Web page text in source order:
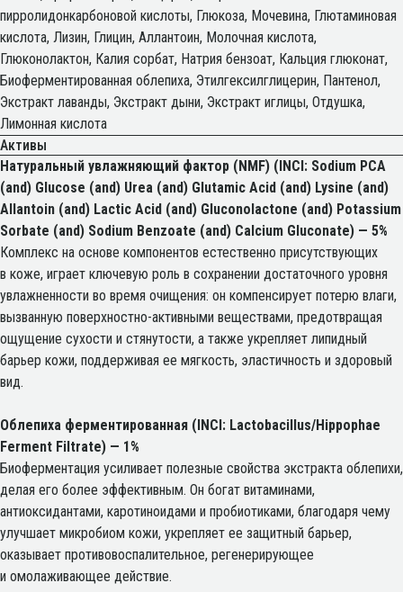
пирролидонкарбоновой кислоты, Глюкоза, Мочевина, Глютаминовая
кислота, Лизин, Глицин, Аллантоин, Молочная кислота,
Глюконолактон, Калия сорбат, Натрия бензоат, Кальция глюконат,
Биоферментированная облепиха, Этилгексилглицерин, Пантенол,
Экстракт лаванды, Экстракт дыни, Экстракт иглицы, Отдушка,
Лимонная кислота
Активы
Натуральный увлажняющий фактор (NMF) (INCI: Sodium PCA
(and) Glucose (and) Urea (and) Glutamic Acid (and) Lysine (and)
Allantoin (and) Lactic Acid (and) Gluconolactone (and) Potassium
Sorbate (and) Sodium Benzoate (and) Calcium Gluconate) — 5%
Комплекс на основе компонентов естественно присутствующих
в коже, играет ключевую роль в сохранении достаточного уровня
увлажненности во время очищения: он компенсирует потерю влаги,
вызванную поверхностно-активными веществами, предотвращая
ощущение сухости и стянутости, а также укрепляет липидный
барьер кожи, поддерживая ее мягкость, эластичность и здоровый
вид.
Облепиха ферментированная (INCI: Lactobacillus/Hippophae
Ferment Filtrate) — 1%
Биоферментация усиливает полезные свойства экстракта облепихи,
делая его более эффективным. Он богат витаминами,
антиоксидантами, каротиноидами и пробиотиками, благодаря чему
улучшает микробиом кожи, укрепляет ее защитный барьер,
оказывает противовоспалительное, регенерирующее
и омолаживающее действие.